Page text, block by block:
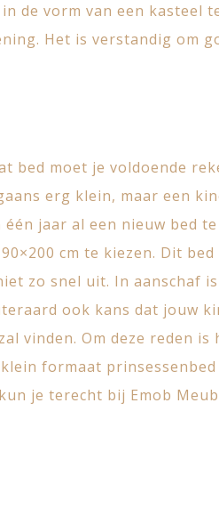
de vorm van een kasteel
Het is verstandig om
bed moet je voldoende
erg klein, maar een
jaar al een nieuw bed
cm te kiezen. Dit
zo snel uit. In aanschaf
ook kans dat jouw
vinden. Om deze reden
formaat
je terecht bij Emob